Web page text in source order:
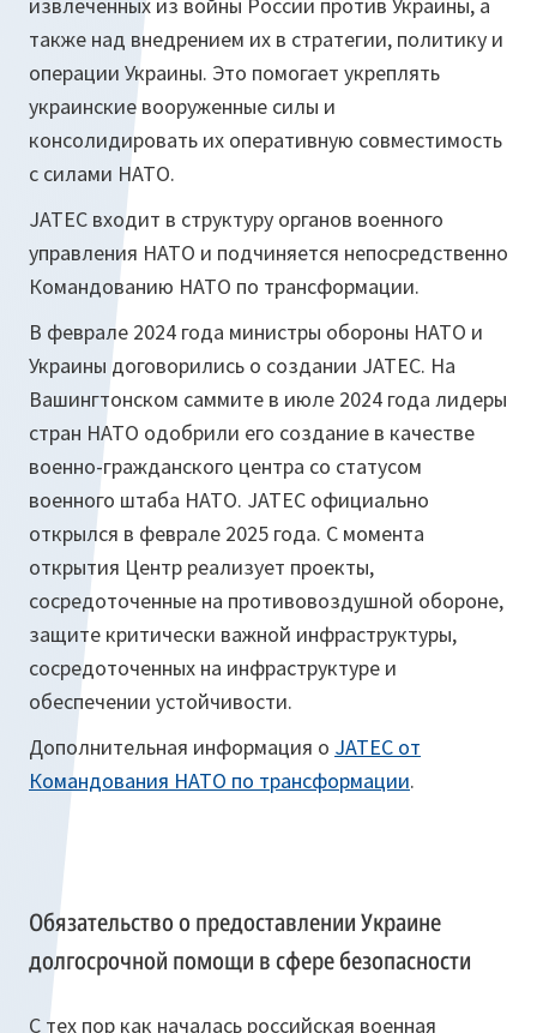
также над внедрением их в стратегии, политику и
операции Украины. Это помогает укреплять
украинские вооруженные силы и
консолидировать их оперативную совместимость
с силами НАТО.
JATEC входит в структуру органов военного
управления НАТО и подчиняется непосредственно
Командованию НАТО по трансформации.
В феврале 2024 года министры обороны НАТО и
Украины договорились о создании JATEC. На
Вашингтонском саммите в июле 2024 года лидеры
стран НАТО одобрили его создание в качестве
военно-гражданского центра со статусом
военного штаба НАТО. JATEC официально
открылся в феврале 2025 года. С момента
открытия Центр реализует проекты,
сосредоточенные на противовоздушной обороне,
защите критически важной инфраструктуры,
сосредоточенных на инфраструктуре и
обеспечении устойчивости.
Дополнительная информация о JATEC от
Командования НАТО по трансформации.
Обязательство о предоставлении Украине
долгосрочной помощи в сфере безопасности
С тех пор как началась российская военная